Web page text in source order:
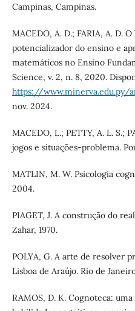
Campinas, Campinas.
MACEDO, A. D.; FARIA, A. D.
potencializador do ensino e
matemáticos no Ensino
Science, v. 2, n. 8, 2020.
https://www.minerva.edu.py/
nov. 2024.
MACEDO, L.; PETTY, A. L. S.;
jogos e situações-problema.
MATLIN, M. W. Psicologia
2004.
PIAGET, J. A construção do
Zahar, 1970.
POLYA, G. A arte de resolver
Lisboa de Araújo. Rio de
RAMOS, D. K. Cognoteca: